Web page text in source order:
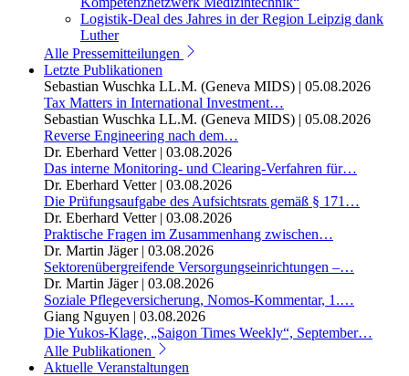
Logistik-Deal des Jahres in der Region Leipzig dank
Luther
Alle Pressemitteilungen
Letzte Publikationen
Sebastian Wuschka LL.M. (Geneva MIDS) | 05.08.2026
Tax Matters in International Investment…
Sebastian Wuschka LL.M. (Geneva MIDS) | 05.08.2026
Reverse Engineering nach dem…
Dr. Eberhard Vetter | 03.08.2026
Das interne Monitoring- und Clearing-Verfahren für…
Dr. Eberhard Vetter | 03.08.2026
Die Prüfungsaufgabe des Aufsichtsrats gemäß § 171…
Dr. Eberhard Vetter | 03.08.2026
Praktische Fragen im Zusammenhang zwischen…
Dr. Martin Jäger | 03.08.2026
Sektorenübergreifende Versorgungseinrichtungen –…
Dr. Martin Jäger | 03.08.2026
Soziale Pflegeversicherung, Nomos-Kommentar, 1.…
Giang Nguyen | 03.08.2026
Die Yukos-Klage, „Saigon Times Weekly“, September…
Alle Publikationen
Aktuelle Veranstaltungen